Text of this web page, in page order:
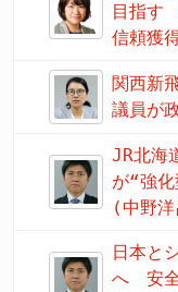
目指す
信頼獲
関西新
議員が
JR北海
が“強
(中野
日本と
へ 安全